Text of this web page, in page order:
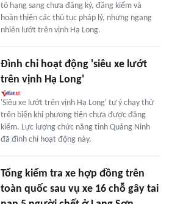
tô hạng sang chưa đăng ký, đăng kiểm và
hoàn thiện các thủ tục pháp lý, nhưng ngang
nhiên lướt trên vịnh Hạ Long.
Đình chỉ hoạt động 'siêu xe lướt
trên vịnh Hạ Long'
'Siêu xe lướt trên vịnh Hạ Long' tự ý chạy thử
trên biển khi phương tiện chưa được đăng
kiểm. Lực lượng chức năng tỉnh Quảng Ninh
đã đình chỉ hoạt động này.
Tổng kiểm tra xe hợp đồng trên
toàn quốc sau vụ xe 16 chỗ gây tai